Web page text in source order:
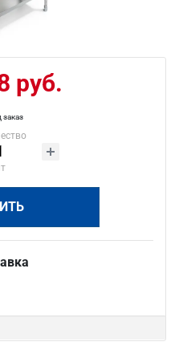
руб.
заказ